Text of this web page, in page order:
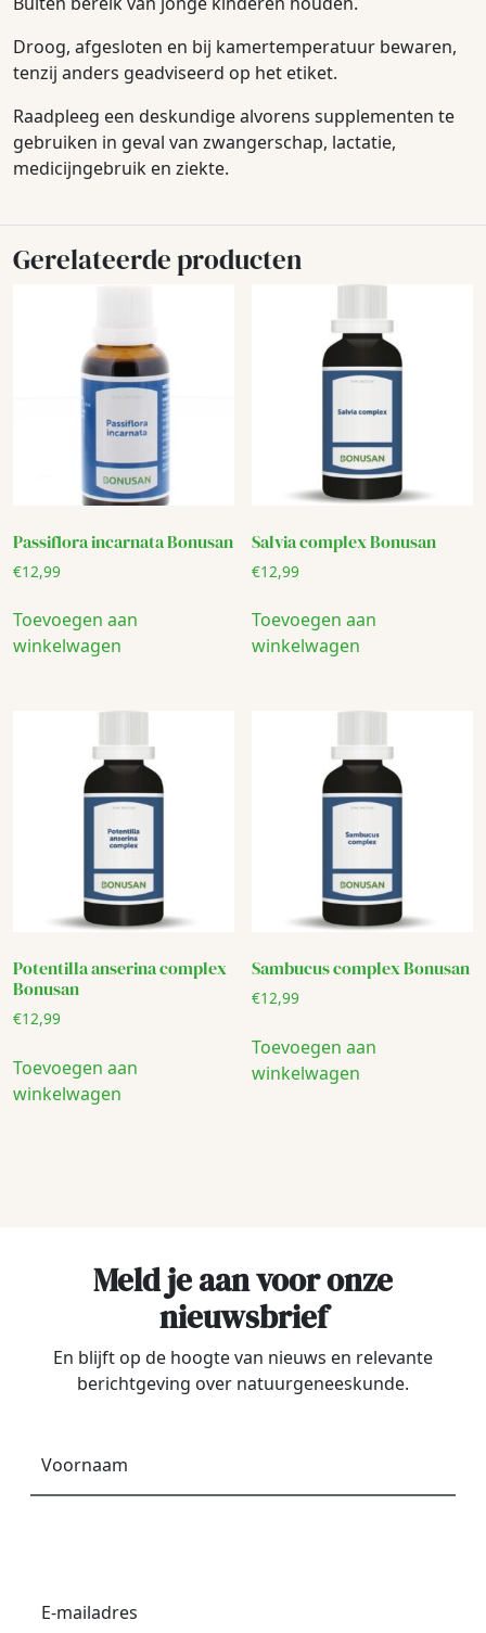
Droog, afgesloten en bij kamertemperatuur bewaren,
tenzij anders geadviseerd op het etiket.
Raadpleeg een deskundige alvorens supplementen te
gebruiken in geval van zwangerschap, lactatie,
medicijngebruik en ziekte.
Gerelateerde producten
Passiflora incarnata Bonusan
€12,99
Toevoegen aan
winkelwagen
Salvia complex Bonusan
€12,99
Toevoegen aan
winkelwagen
Potentilla anserina complex
Bonusan
€12,99
Toevoegen aan
winkelwagen
Sambucus complex Bonusan
€12,99
Toevoegen aan
winkelwagen
Meld je aan voor onze
nieuwsbrief
En blijft op de hoogte van nieuws en relevante
berichtgeving over natuurgeneeskunde.